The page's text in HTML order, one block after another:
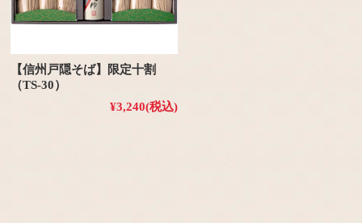
【信州戸隠そば】限定十割
（TS-30）
¥3,240(税込)